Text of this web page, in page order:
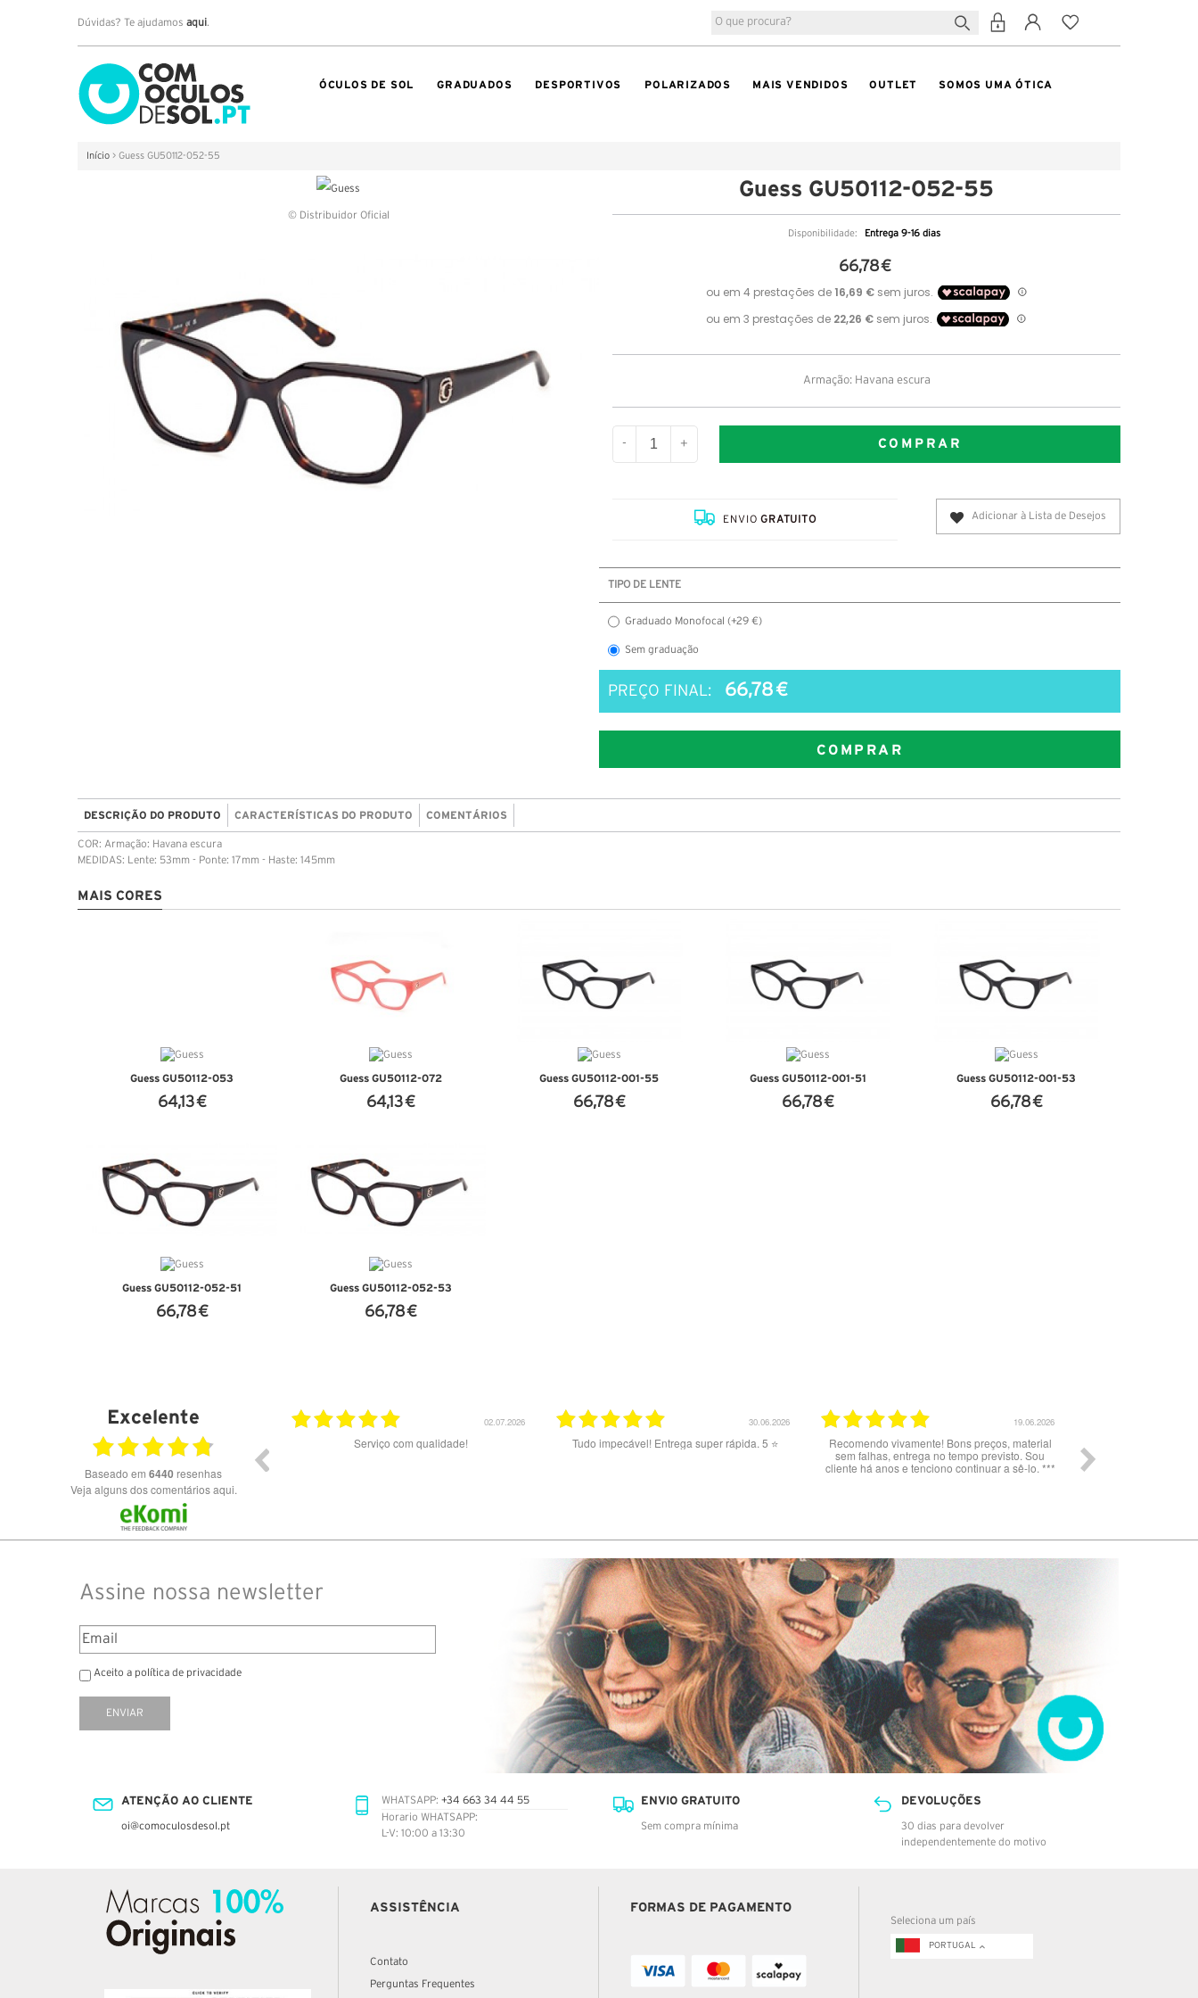
Dúvidas? Te ajudamos aqui.
ÓCULOS DE SOL GRADUADOS DESPORTIVOS POLARIZADOS MAIS VENDIDOS OUTLET SOMOS UMA ÓTICA
Início > Guess GU50112-052-55
© Distribuidor Oficial
Guess GU50112-052-55
Disponibilidade: Entrega 9-16 dias
66,78 €
Armação: Havana escura
- + COMPRAR
ENVIOGRATUITO Adicionar à Lista de Desejos
TIPO DE LENTE
Graduado Monofocal (+29 €)
Sem graduação
PREÇO FINAL: 66,78 €
COMPRAR
DESCRIÇÃO DO PRODUTO CARACTERÍSTICAS DO PRODUTO COMENTÁRIOS
COR: Armação: Havana escura
MEDIDAS: Lente: 53mm - Ponte: 17mm - Haste: 145mm
MAIS CORES
Guess GU50112-053
64,13 €
Guess GU50112-072
64,13 €
Guess GU50112-001-55
66,78 €
Guess GU50112-001-51
66,78 €
Guess GU50112-001-53
66,78 €
Guess GU50112-052-51
66,78 €
Guess GU50112-052-53
66,78 €
Excelente
Baseado em 6440 resenhas
Veja alguns dos comentários aqui.
Olá agradeço o serviço prestado tudo correu
dentro do previsto eu recomendo a compra nesta
loja produtos de qualidade e originais.
02.07.2026
Serviço com qualidade!
30.06.2026
Tudo impecável! Entrega super rápida. 5 ⭐️
19.06.2026
Recomendo vivamente! Bons preços, material
sem falhas, entrega no tempo previsto. Sou
cliente há anos e tenciono continuar a sê-lo. ***
Assine nossa newsletter
Aceito a política de privacidade
ENVIAR
ATENÇÃO AO CLIENTE
oi@comoculosdesol.pt
WHATSAPP: +34 663 34 44 55
Horario WHATSAPP:
L-V: 10:00 a 13:30
ENVIO GRATUITO
Sem compra mínima
DEVOLUÇÕES
30 dias para devolver
independentemente do motivo
ASSISTÊNCIA
Contato
Perguntas Frequentes
FORMAS DE PAGAMENTO
Seleciona um país
PORTUGAL